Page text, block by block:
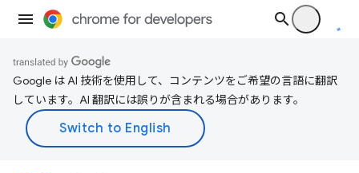
Google は AI 技術を使用して、コンテンツをご希望の言語に翻訳
しています。AI 翻訳には誤りが含まれる場合があります。